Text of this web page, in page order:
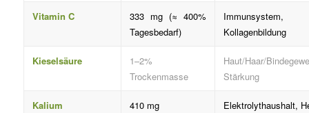
Vitamin C
333 mg (≈ 400%
Tagesbedarf)
Immunsystem,
Kollagenbildung
Kieselsäure
1–2%
Trockenmasse
Haut/Haar/
Stärkung
Kalium 410 mg Elektrolythaushalt,